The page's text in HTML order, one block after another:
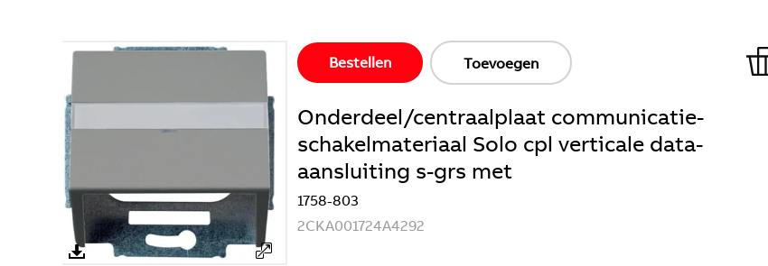
Bestellen Toevoegen
Onderdeel/centraalplaat communicatie-
schakelmateriaal Solo cpl verticale data-
aansluiting s-grs met
1758-803
2CKA001724A4292